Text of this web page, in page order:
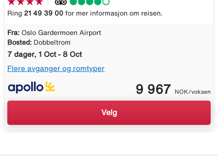
Ring 21 49 39 00 for mer informasjon om reisen.
Fra: Oslo Gardermoen Airport
Bosted: Dobbeltrom
7 dager, 1 Oct - 8 Oct
Flere avganger og romtyper
9 967 NOK/voksen
Velg